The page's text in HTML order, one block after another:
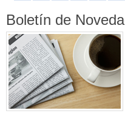
Boletín de